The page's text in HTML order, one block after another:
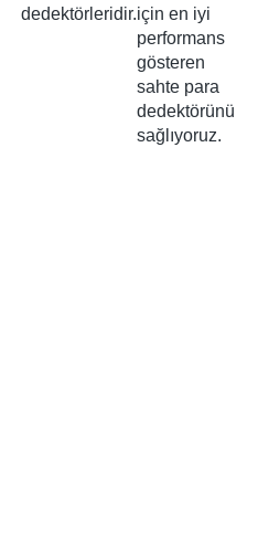
dedektörleridir.için en iyi
performans
gösteren
sahte para
dedektörünü
sağlıyoruz.